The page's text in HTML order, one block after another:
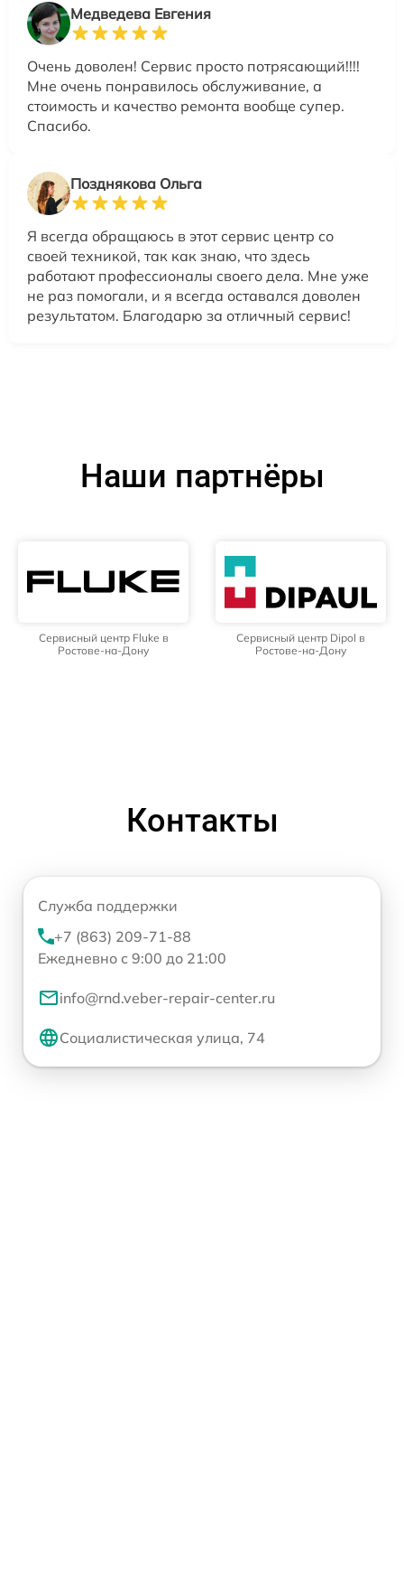
Медведева Евгения
Очень доволен! Сервис просто потрясающий!!!!
Мне очень понравилось обслуживание, а
стоимость и качество ремонта вообще супер.
Спасибо.
Позднякова Ольга
Я всегда обращаюсь в этот сервис центр со
своей техникой, так как знаю, что здесь
работают профессионалы своего дела. Мне уже
не раз помогали, и я всегда оставался доволен
результатом. Благодарю за отличный сервис!
Наши партнёры
Сервисный центр Fluke в
Ростове-на-Дону
Сервисный центр Dipol в
Ростове-на-Дону
Контакты
Служба поддержки
+7 (863) 209-71-88
Ежедневно с 9:00 до 21:00
info@rnd.veber-repair-center.ru
Социалистическая улица, 74